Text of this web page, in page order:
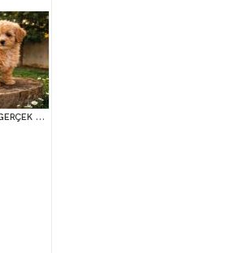
SUPER FİYATLARA GERÇEK MALTİPOO YAVRULAR